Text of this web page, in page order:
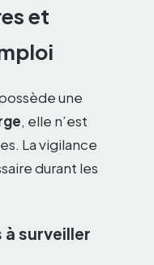
et
une
, elle n’est
La vigilance
durant les
surveiller